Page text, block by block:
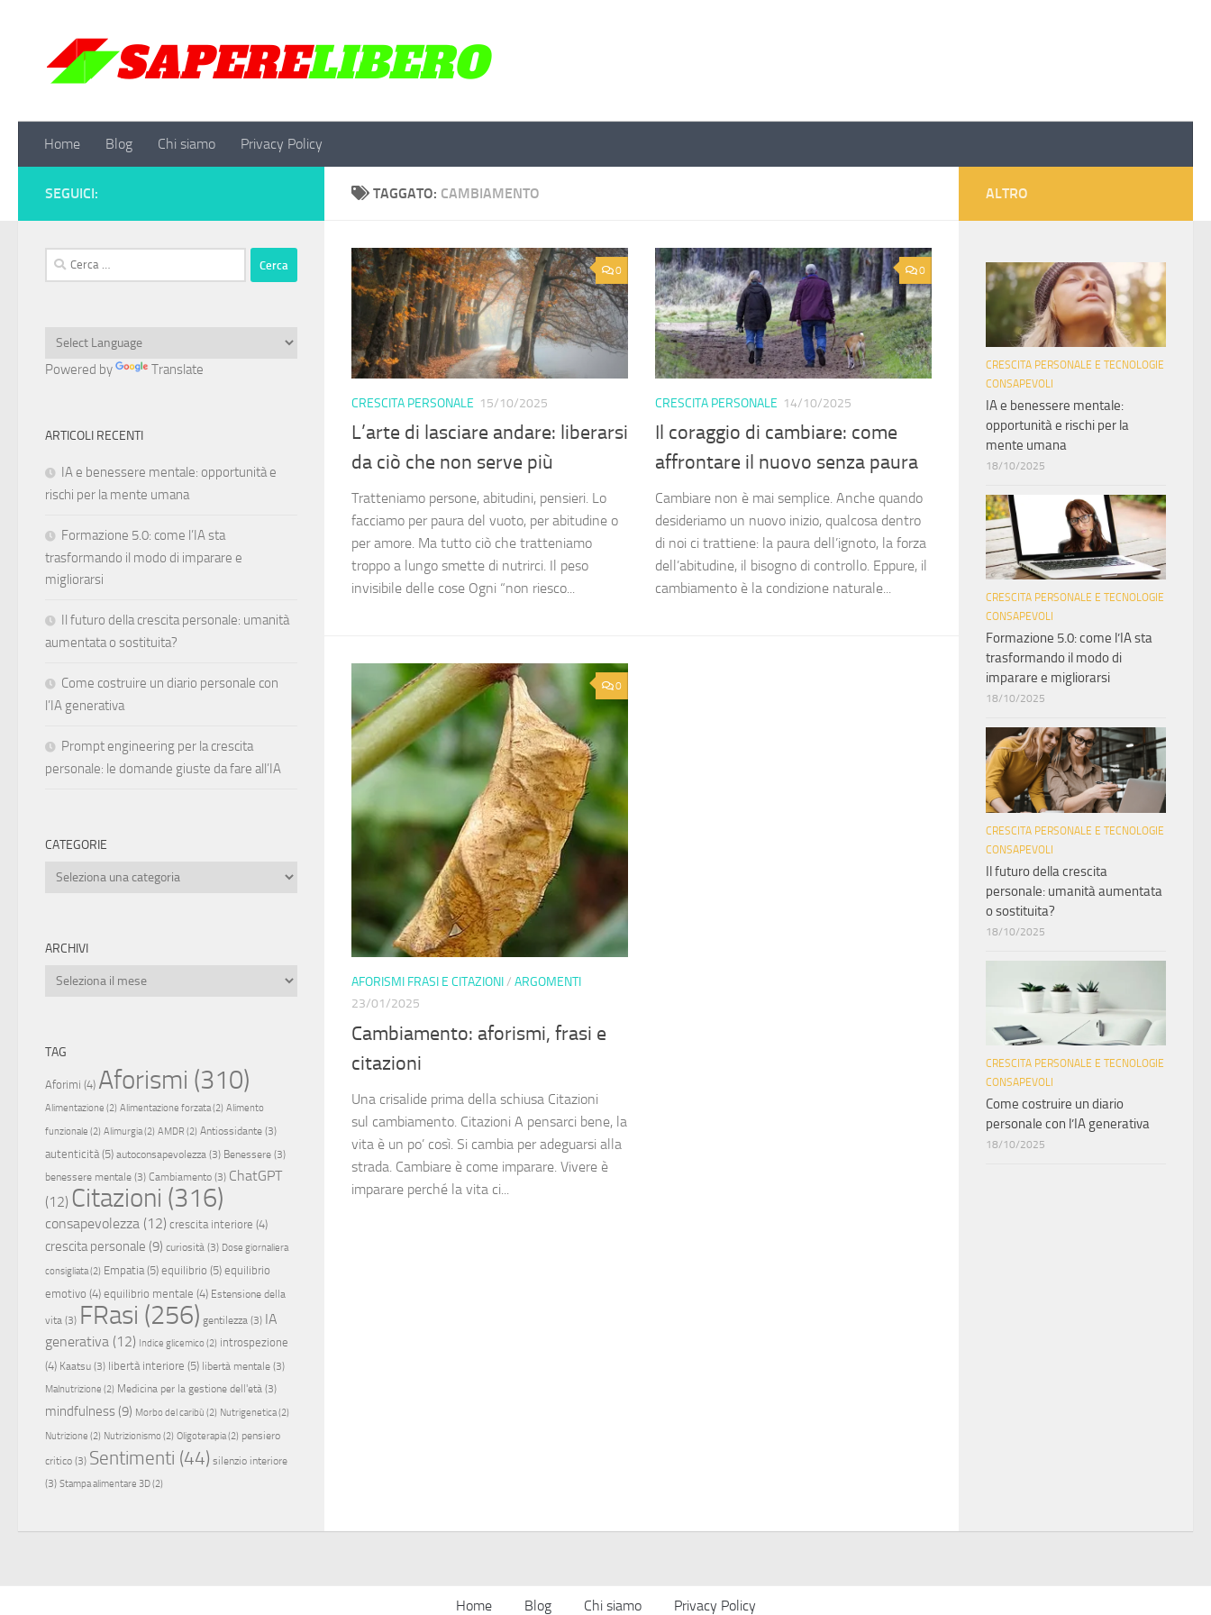
Home Blog Chi siamo Privacy Policy
TAGGATO: CAMBIAMENTO
0
CRESCITA PERSONALE 15/10/2025
L’arte di lasciare andare: liberarsi
da ciò che non serve più
Tratteniamo persone, abitudini, pensieri. Lo
facciamo per paura del vuoto, per abitudine o
per amore. Ma tutto ciò che tratteniamo
troppo a lungo smette di nutrirci. Il peso
invisibile delle cose Ogni “non riesco...
0
CRESCITA PERSONALE 14/10/2025
Il coraggio di cambiare: come
affrontare il nuovo senza paura
Cambiare non è mai semplice. Anche quando
desideriamo un nuovo inizio, qualcosa dentro
di noi ci trattiene: la paura dell’ignoto, la forza
dell’abitudine, il bisogno di controllo. Eppure, il
cambiamento è la condizione naturale...
0
AFORISMI FRASI E CITAZIONI/ ARGOMENTI
23/01/2025
Cambiamento: aforismi, frasi e
citazioni
Una crisalide prima della schiusa Citazioni
sul cambiamento. Citazioni A pensarci bene, la
vita è un po’ così. Si cambia per adeguarsi alla
strada. Cambiare è come imparare. Vivere è
imparare perché la vita ci...
SEGUICI:
Ricerca
per:
Powered by Translate
ARTICOLI RECENTI
IA e benessere mentale: opportunità e
rischi per la mente umana
Formazione 5.0: come l’IA sta
trasformando il modo di imparare e
migliorarsi
Il futuro della crescita personale: umanità
aumentata o sostituita?
Come costruire un diario personale con
l’IA generativa
Prompt engineering per la crescita
personale: le domande giuste da fare all’IA
CATEGORIE
Categorie
ARCHIVI
Archivi
TAG
Aforimi (4) Aforismi (310)
Alimentazione (2) Alimentazione forzata(2) Alimento
funzionale (2) Alimurgia(2) AMDR (2) Antiossidante (3)
autenticità(5) autoconsapevolezza (3) Benessere (3)
benessere mentale (3) Cambiamento (3) ChatGPT
(12) Citazioni (316)
consapevolezza (12) crescita interiore (4)
crescita personale (9) curiosità (3) Dose giornaliera
consigliata(2) Empatia(5) equilibrio (5) equilibrio
emotivo (4) equilibrio mentale (4) Estensione della
vita (3) FRasi (256) gentilezza (3) IA
generativa (12) Indice glicemico (2) introspezione
(4) Kaatsu (3) libertà interiore (5) libertà mentale (3)
Malnutrizione (2) Medicina per la gestione dell'età (3)
mindfulness (9) Morbo del caribù (2) Nutrigenetica(2)
Nutrizione (2) Nutrizionismo (2) Oligoterapia(2) pensiero
critico (3) Sentimenti (44) silenzio interiore
(3) Stampa alimentare 3D(2)
ALTRO
CRESCITA PERSONALE E TECNOLOGIE
CONSAPEVOLI
IA e benessere mentale:
opportunità e rischi per la
mente umana
18/10/2025
CRESCITA PERSONALE E TECNOLOGIE
CONSAPEVOLI
Formazione 5.0: come l’IA sta
trasformando il modo di
imparare e migliorarsi
18/10/2025
CRESCITA PERSONALE E TECNOLOGIE
CONSAPEVOLI
Il futuro della crescita
personale: umanità aumentata
o sostituita?
18/10/2025
CRESCITA PERSONALE E TECNOLOGIE
CONSAPEVOLI
Come costruire un diario
personale con l’IA generativa
18/10/2025
Home Blog Chi siamo Privacy Policy